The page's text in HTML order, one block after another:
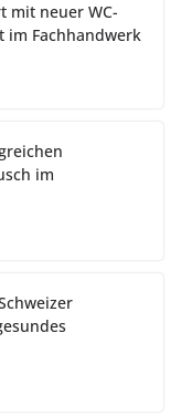
mit neuer WC-
im Fachhandwerk
im